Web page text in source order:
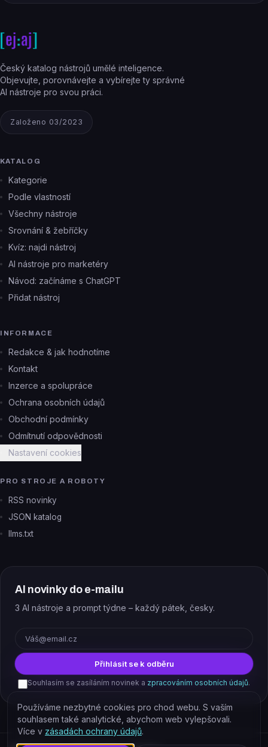
Český katalog nástrojů umělé inteligence.
Objevujte, porovnávejte a vybírejte ty správné
AI nástroje pro svou práci.
Založeno 03/2023
KATALOG
Kategorie
Podle vlastností
Všechny nástroje
Srovnání & žebříčky
Kvíz: najdi nástroj
AI nástroje pro marketéry
Návod: začínáme s ChatGPT
Přidat nástroj
INFORMACE
Redakce & jak hodnotíme
Kontakt
Inzerce a spolupráce
Ochrana osobních údajů
Obchodní podmínky
Odmítnutí odpovědnosti
Nastavení cookies
PRO STROJE A ROBOTY
RSS novinky
JSON katalog
llms.txt
AI novinky do e-mailu
3 AI nástroje a prompt týdne – každý pátek, česky.
Přihlásit se k odběru
Souhlasím se zasíláním novinek a zpracováním osobních údajů.
Používáme nezbytné cookies pro chod webu. S vaším
souhlasem také analytické, abychom web vylepšovali.
Více v zásadách ochrany údajů.